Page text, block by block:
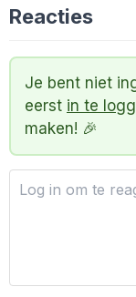
Reacties
Je bent niet
eerst in te
maken! 🎉